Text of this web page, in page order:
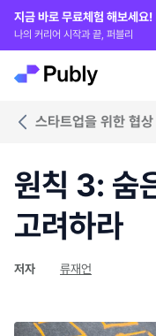
지금 바로 무료체험 해보세요!
나의 커리어 시작과 끝, 퍼블리
스타트업을 위한 협
원칙 3: 숨
고려하라
저자 류재언